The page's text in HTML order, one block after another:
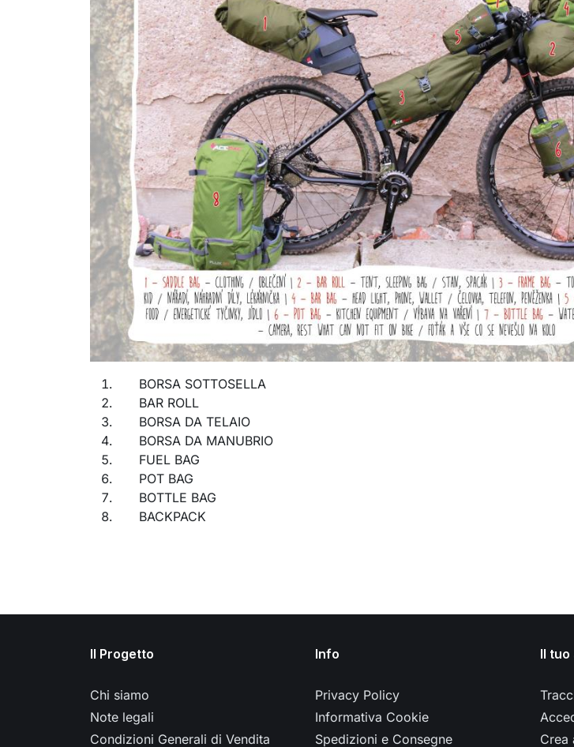
BORSA SOTTOSELLA
BAR ROLL
BORSA DA TELAIO
BORSA DA MANUBRIO
FUEL BAG
POT BAG
BOTTLE BAG
BACKPACK
Il Progetto
Chi siamo
Note legali
Condizioni Generali di Vendita
Info
Privacy Policy
Informativa Cookie
Spedizioni e Consegne
Il
Crea